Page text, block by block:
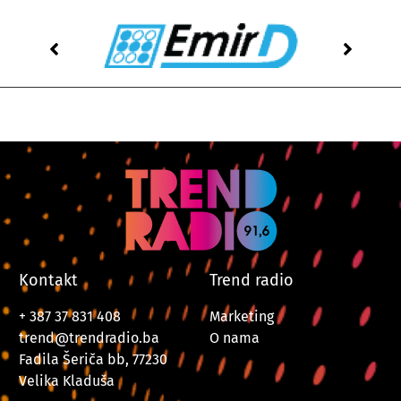
Kontakt
+ 387 37 831 408
trend@trendradio.ba
Fadila Šeriča bb, 77230
Velika Kladuša
Trend radio
Marketing
O nama